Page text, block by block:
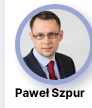
Paweł Szpur